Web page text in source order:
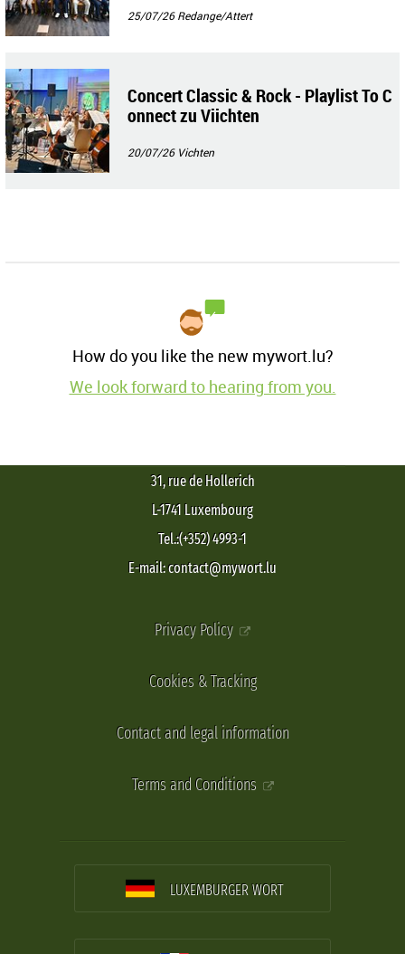
25/07/26Redange/Attert
Concert Classic & Rock - Playlist To C
onnect zu Viichten
20/07/26 Vichten
How do you like the new mywort.lu?
We look forward to hearing from you.
31, rue de Hollerich
L-1741 Luxembourg
Tel.:(+352) 4993-1
E-mail: contact@mywort.lu
Privacy Policy
Cookies & Tracking
Contact and legal information
Terms and Conditions
LUXEMBURGER WORT